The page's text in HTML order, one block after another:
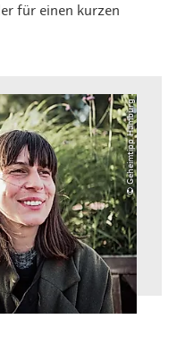
für einen kurzen
© Geheimtipp Hamburg